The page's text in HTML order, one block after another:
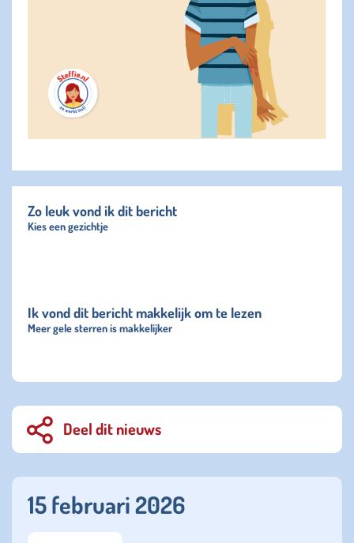
Zo leuk vond ik dit bericht
Kies een gezichtje
Ik vond dit bericht makkelijk om te lezen
Meer gele sterren is makkelijker
Deel dit nieuws
15 februari 2026